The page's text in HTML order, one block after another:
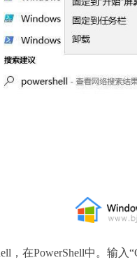
PowerShell中。输入